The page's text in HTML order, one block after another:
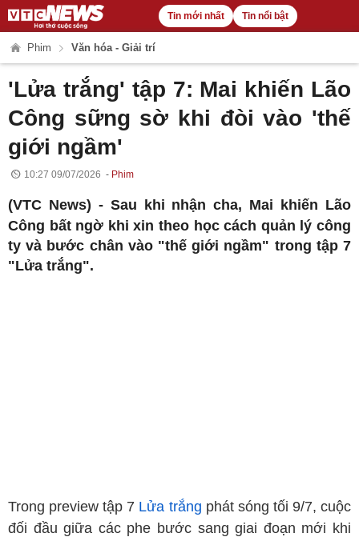
Tin mới nhất Tin nổi bật
Phim Văn hóa - Giải trí
'Lửa trắng' tập 7: Mai khiến Lão
Công sững sờ khi đòi vào 'thế
giới ngầm'
10:27 09/07/2026 Phim
(VTC News) - Sau khi nhận cha, Mai khiến Lão
Công bất ngờ khi xin theo học cách quản lý công
ty và bước chân vào "thế giới ngầm" trong tập 7
"Lửa trắng".
Trong preview tập 7 Lửa trắng phát sóng tối 9/7, cuộc
đối đầu giữa các phe bước sang giai đoạn mới khi